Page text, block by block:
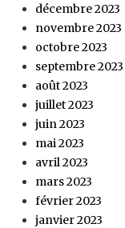
décembre 2023
novembre 2023
octobre 2023
septembre 2023
août 2023
juillet 2023
juin 2023
mai 2023
avril 2023
mars 2023
février 2023
janvier 2023